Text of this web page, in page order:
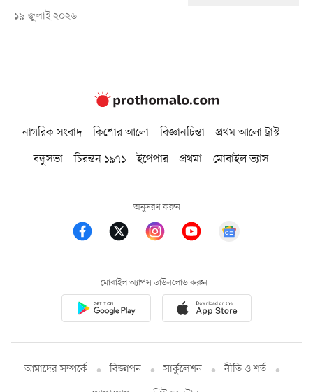
১৯ জুলাই ২০২৬
নাগরিক সংবাদ কিশোর আলো বিজ্ঞানচিন্তা
প্রথম আলো ট্রাস্ট
বন্ধুসভা
চিরন্তন ১৯৭১ ইপেপার প্রথমা মোবাইল ভ্যাস
অনুসরণ করুন
মোবাইল অ্যাপস ডাউনলোড করুন
আমাদের সম্পর্কে বিজ্ঞাপন সার্কুলেশন
নীতি ও শর্ত